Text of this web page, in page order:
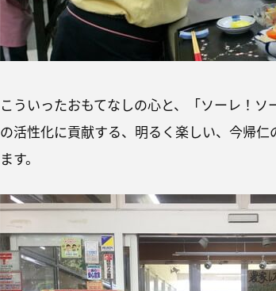
こういったおもてなしの心と、「ソーレ！
の活性化に貢献する、明るく楽しい、今帰
ます。